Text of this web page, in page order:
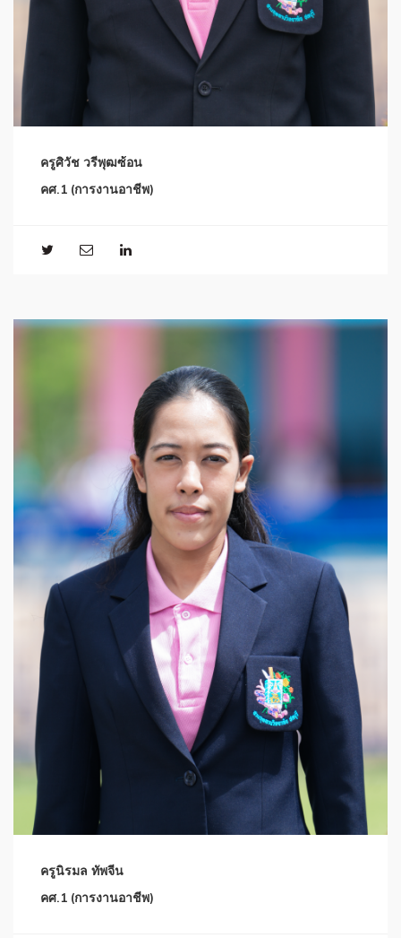
ครูศิวัช วรีพุฒซ้อน
คศ.1 (การงานอาชีพ)
ครูนิรมล ทัพจีน
คศ.1 (การงานอาชีพ)